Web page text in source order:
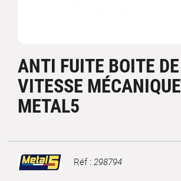
ANTI FUITE BOITE DE
VITESSE MÉCANIQUE
METAL5
Marque Réf : 298794